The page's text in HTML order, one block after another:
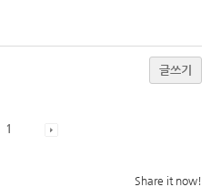
글쓰기
1
Share it now!